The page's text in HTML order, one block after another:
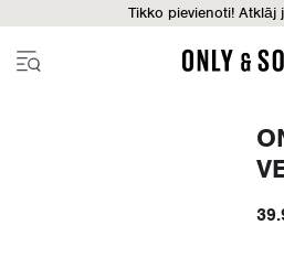
Tikko pievienoti! Atklāj